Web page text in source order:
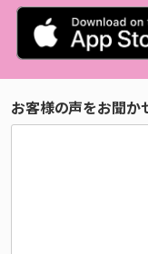
お客様の声をお聞か